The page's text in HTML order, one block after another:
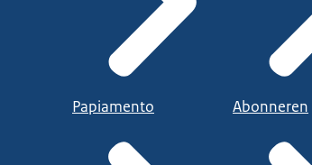
Papiamento Abonneren